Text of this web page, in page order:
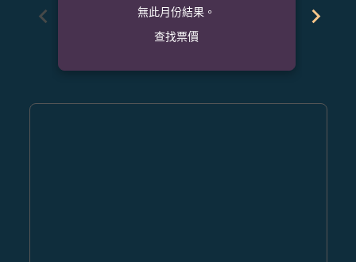
chevron_left
無此月份結果。
查找票價
chevron_right